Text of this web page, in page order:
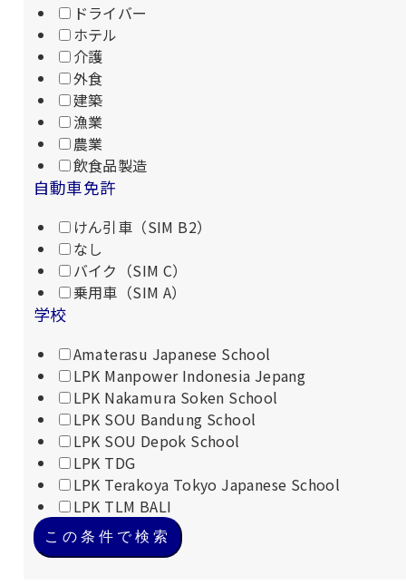
ドライバー
ホテル
介護
外食
建築
漁業
農業
飲食品製造
自動車免許
けん引車（SIM B2）
なし
バイク（SIM C）
乗用車（SIM A）
学校
Amaterasu Japanese School
LPK Manpower Indonesia Jepang
LPK Nakamura Soken School
LPK SOU Bandung School
LPK SOU Depok School
LPK TDG
LPK Terakoya Tokyo Japanese School
LPK TLM BALI
この条件で検索